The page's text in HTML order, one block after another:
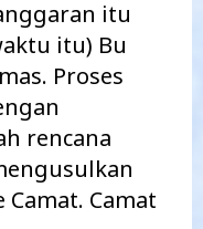
itu
itu) Bu
Proses
rencana
Camat